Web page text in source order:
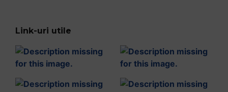
Link-uri utile